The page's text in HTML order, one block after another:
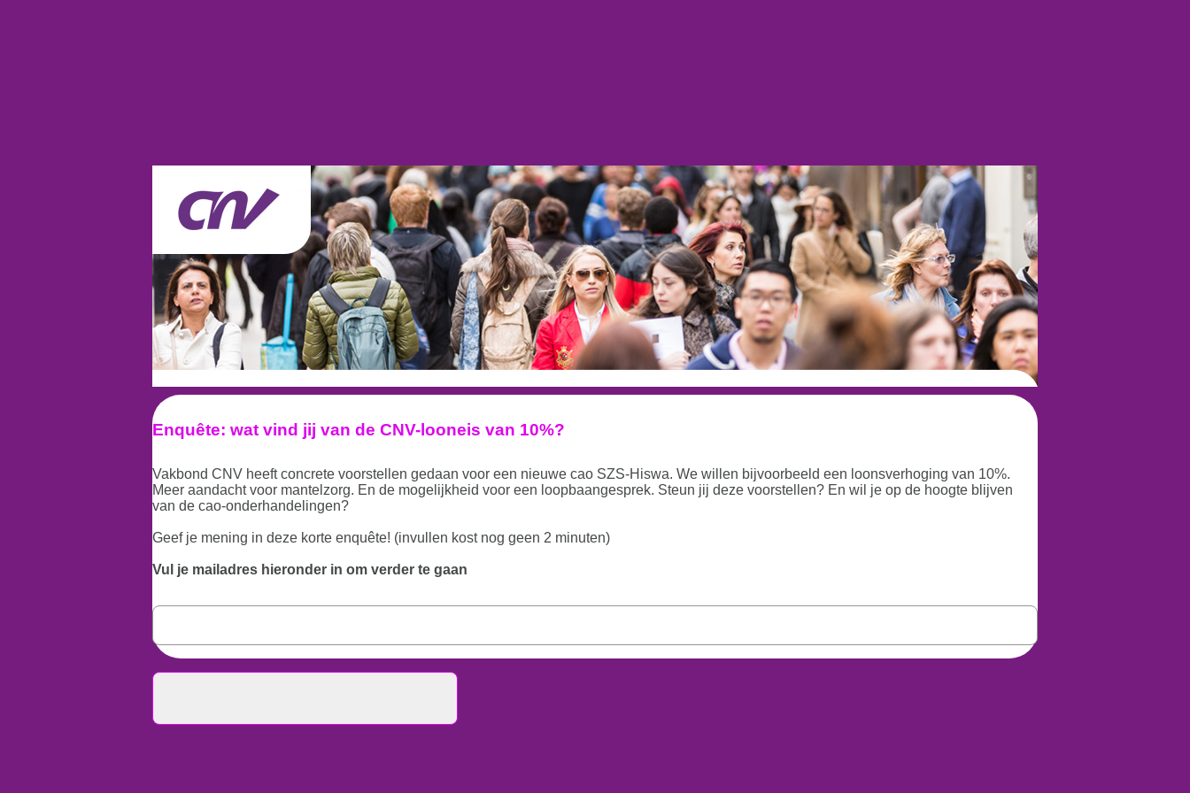
Enquête: wat vind jij van de CNV-looneis van 10%?
Vakbond CNV heeft concrete voorstellen gedaan voor een nieuwe cao SZS-Hiswa. We willen bijvoorbeeld een loonsverhoging van 10%.
Meer aandacht voor mantelzorg. En de mogelijkheid voor een loopbaangesprek. Steun jij deze voorstellen? En wil je op de hoogte blijven
van de cao-onderhandelingen?
Geef je mening in deze korte enquête! (invullen kost nog geen 2 minuten)
Vul je mailadres hieronder in om verder te gaan